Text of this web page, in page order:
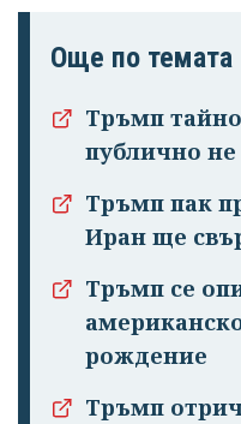
Още по темата
Тръмп
публично
Тръмп пак
Иран ще
Тръмп се
рождение
Тръмп